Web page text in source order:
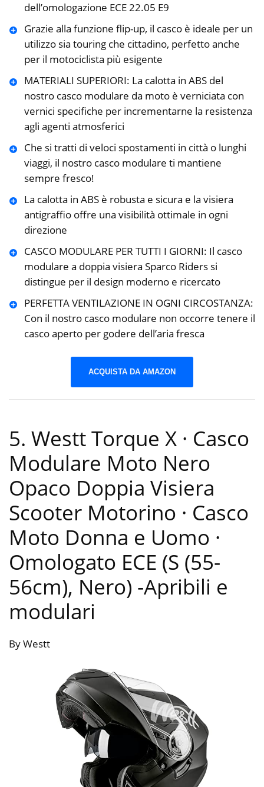
dell’omologazione ECE 22.05 E9
Grazie alla funzione flip-up, il casco è ideale per un
utilizzo sia touring che cittadino, perfetto anche
per il motociclista più esigente
MATERIALI SUPERIORI: La calotta in ABS del
nostro casco modulare da moto è verniciata con
vernici specifiche per incrementarne la resistenza
agli agenti atmosferici
Che si tratti di veloci spostamenti in città o lunghi
viaggi, il nostro casco modulare ti mantiene
sempre fresco!
La calotta in ABS è robusta e sicura e la visiera
antigraffio offre una visibilità ottimale in ogni
direzione
CASCO MODULARE PER TUTTI I GIORNI: Il casco
modulare a doppia visiera Sparco Riders si
distingue per il design moderno e ricercato
PERFETTA VENTILAZIONE IN OGNI CIRCOSTANZA:
Con il nostro casco modulare non occorre tenere il
casco aperto per godere dell’aria fresca
ACQUISTA DA AMAZON
5. Westt Torque X · Casco
Modulare Moto Nero
Opaco Doppia Visiera
Scooter Motorino · Casco
Moto Donna e Uomo ·
Omologato ECE (S (55-
56cm), Nero) -Apribili e
modulari
By Westt